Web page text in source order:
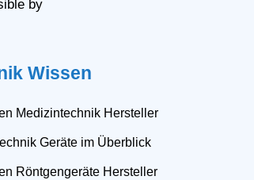
by
Wissen
Medizintechnik Hersteller
Geräte im Überblick
Röntgengeräte Hersteller